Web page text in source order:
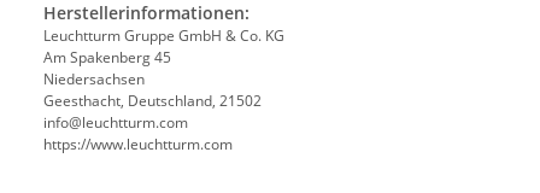
Herstellerinformationen:
Leuchtturm Gruppe GmbH & Co. KG
Am Spakenberg 45
Niedersachsen
Geesthacht, Deutschland, 21502
info@leuchtturm.com
https://www.leuchtturm.com